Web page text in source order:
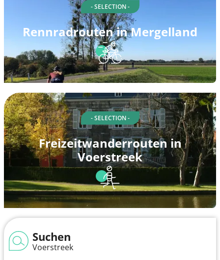
- SELECTION -
Rennradrouten in Mergelland
- SELECTION -
Freizeitwanderrouten in
Voerstreek
Suchen
Voerstreek